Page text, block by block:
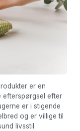
er en
efterspørgsel efter
er i stigende
og er villige til
livsstil.